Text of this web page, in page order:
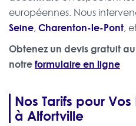
européennes. Nous
Seine, Charenton-le-Pont,
Obtenez un devis gratuit
notreformulaire en ligne
Nos Tarifs pour
à Alfortville